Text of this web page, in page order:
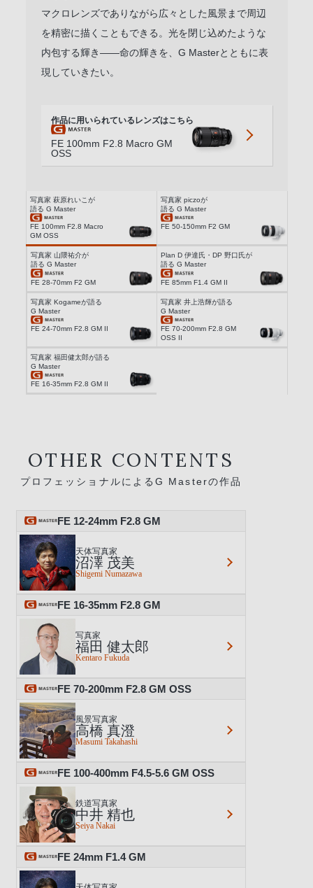
マクロレンズでありながら広々とした風景まで周辺
を精密に描くこともできる。光を閉じ込めたような
内包する輝き――命の輝きを、G Masterとともに表
現していきたい。
作品に用いられているレンズはこちら
FE 100mm F2.8 Macro GM
OSS
写真家 萩原れいこが
語る G Master
FE 100mm F2.8 Macro
GM OSS
写真家 piczoが
語る G Master
FE 50-150mm F2 GM
写真家 山隈祐介が
語る G Master
FE 28-70mm F2 GM
Plan D 伊達氏・DP 野口氏が
語る G Master
FE 85mm F1.4 GM II
写真家 Kogameが語る
G Master
FE 24-70mm F2.8 GM II
写真家 井上浩輝が語る
G Master
FE 70-200mm F2.8 GM
OSS II
写真家 福田健太郎が語る
G Master
FE 16-35mm F2.8 GM II
OTHER CONTENTS
プロフェッショナルによるG Masterの作品
FE 12-24mm F2.8 GM
天体写真家
沼澤 茂美
Shigemi Numazawa
FE 16-35mm F2.8 GM
写真家
福田 健太郎
Kentaro Fukuda
FE 70-200mm F2.8 GM OSS
風景写真家
高橋 真澄
Masumi Takahashi
FE 100-400mm F4.5-5.6 GM OSS
鉄道写真家
中井 精也
Seiya Nakai
FE 24mm F1.4 GM